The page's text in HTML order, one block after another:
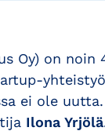
Oy) on noin
ei ole
Ilona Yrjölä